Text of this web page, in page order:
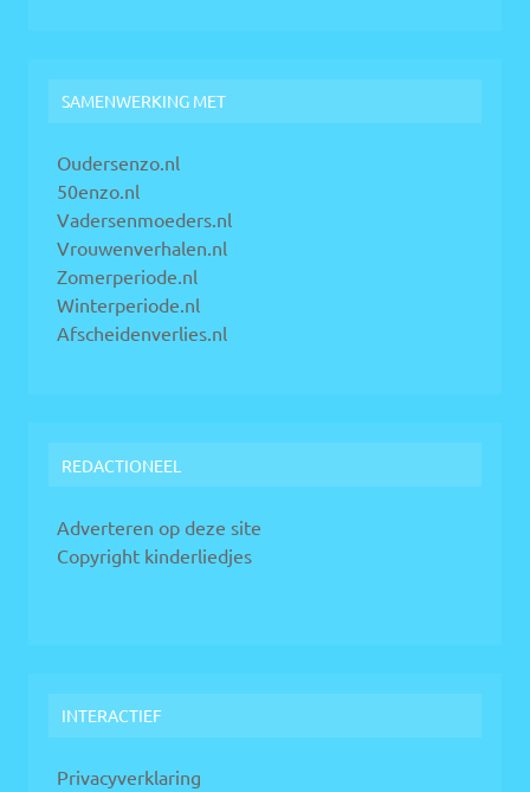
SAMENWERKING MET
Oudersenzo.nl
50enzo.nl
Vadersenmoeders.nl
Vrouwenverhalen.nl
Zomerperiode.nl
Winterperiode.nl
Afscheidenverlies.nl
REDACTIONEEL
Adverteren op deze site
Copyright kinderliedjes
INTERACTIEF
Privacyverklaring